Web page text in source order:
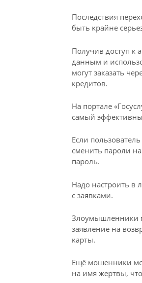
Последствия
быть крайне
Получив доступ к
данным и
могут заказать
кредитов.
На портале
самый
Если
сменить пароли на
пароль.
Надо настроить в
с заявками.
Злоумышленники
заявление на
карты.
Ещё мошенники
на имя жертвы,